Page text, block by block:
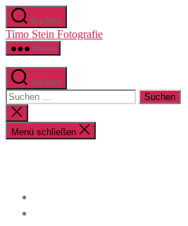
Zum
Inhalt
springen
Suchen
Timo Stein Fotografie
Menü
Suchen
Suchen
nach:
Suche
schließen
Menü schließen